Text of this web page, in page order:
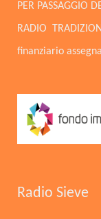
PER PASSAGGIO
RADIO
finanziario
Radio Sieve